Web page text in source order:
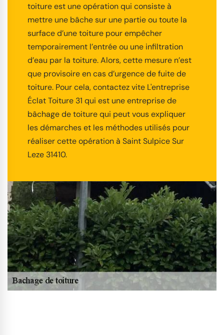
toiture est une opération qui consiste à
mettre une bâche sur une partie ou toute la
surface d’une toiture pour empêcher
temporairement l’entrée ou une infiltration
d’eau par la toiture. Alors, cette mesure n’est
que provisoire en cas d’urgence de fuite de
toiture. Pour cela, contactez vite L'entreprise
Éclat Toiture 31 qui est une entreprise de
bâchage de toiture qui peut vous expliquer
les démarches et les méthodes utilisés pour
réaliser cette opération à Saint Sulpice Sur
Leze 31410.